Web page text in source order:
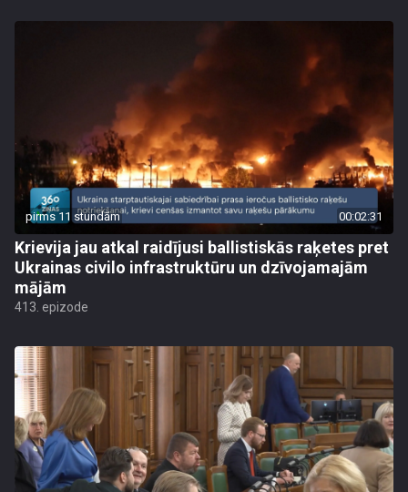
pirms 11 stundām 00:02:31
Krievija jau atkal raidījusi ballistiskās raķetes pret
Ukrainas civilo infrastruktūru un dzīvojamajām
mājām
413. epizode